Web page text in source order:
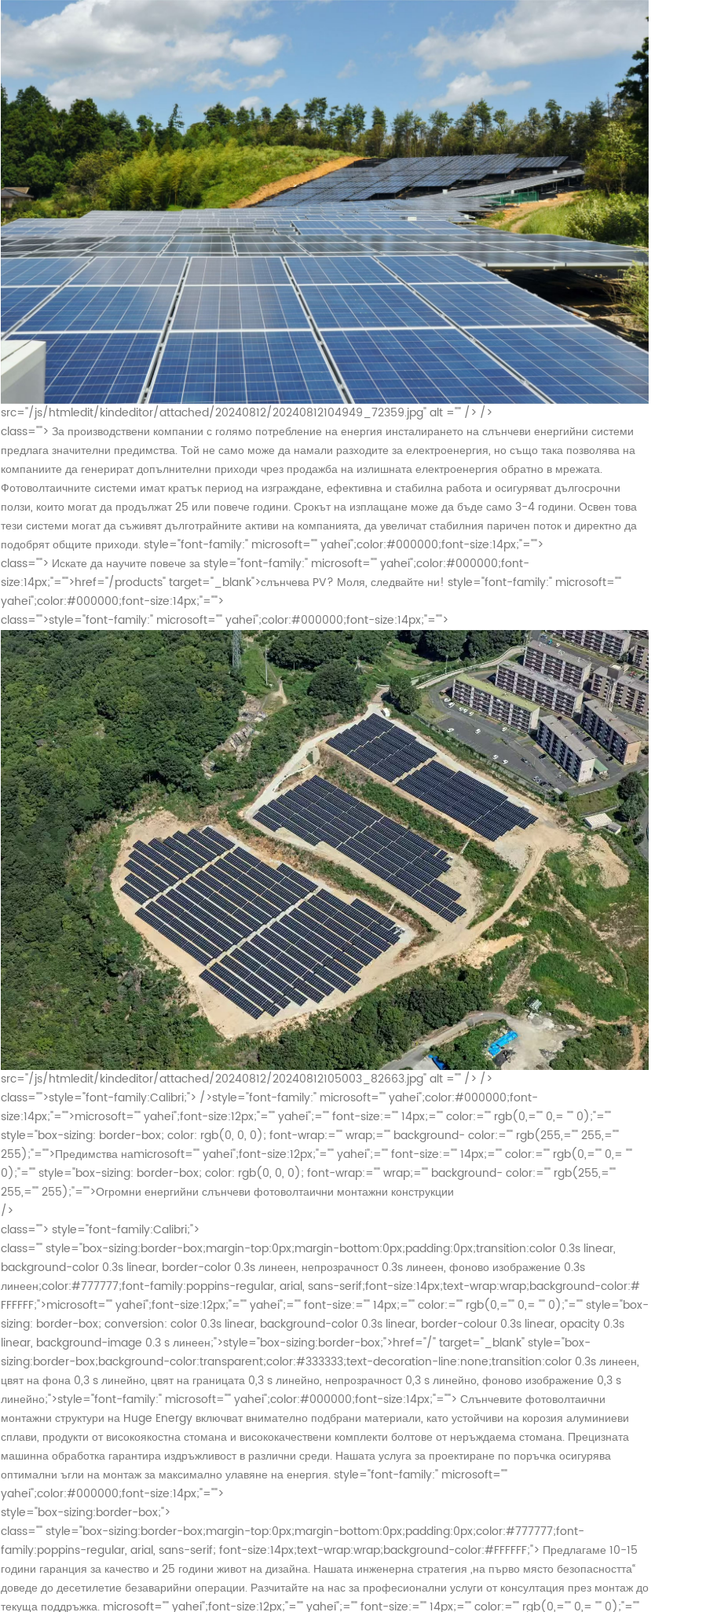
src="/js/htmledit/kindeditor/attached/20240812/20240812104949_72359.jpg" alt ="" /> />
class=""> За производствени компании с голямо потребление на енергия инсталирането на слънчеви енергийни системи
предлага значителни предимства. Той не само може да намали разходите за електроенергия, но също така позволява на
компаниите да генерират допълнителни приходи чрез продажба на излишната електроенергия обратно в мрежата.
Фотоволтаичните системи имат кратък период на изграждане, ефективна и стабилна работа и осигуряват дългосрочни
ползи, които могат да продължат 25 или повече години. Срокът на изплащане може да бъде само 3-4 години. Освен това
тези системи могат да съживят дълготрайните активи на компанията, да увеличат стабилния паричен поток и директно да
подобрят общите приходи.style="font-family:" microsoft="" yahei";color:#000000;font-size:14px;"="">
class=""> Искате да научите повече заstyle="font-family:" microsoft="" yahei";color:#000000;font-
size:14px;"="">href="/products" target="_blank">слънчева PV? Моля, следвайте ни! style="font-family:" microsoft=""
yahei";color:#000000;font-size:14px;"="">
class="">style="font-family:" microsoft="" yahei";color:#000000;font-size:14px;"="">
src="/js/htmledit/kindeditor/attached/20240812/20240812105003_82663.jpg" alt ="" /> />
class="">style="font-family:Calibri;"> />style="font-family:" microsoft="" yahei";color:#000000;font-
size:14px;"="">microsoft="" yahei";font-size:12px;"="" yahei";="" font-size:="" 14px;="" color:="" rgb(0,="" 0,= "" 0);"=""
style="box-sizing: border-box; color: rgb(0, 0, 0); font-wrap:="" wrap;="" background- color:="" rgb(255,="" 255,=""
255);"="">Предимства наmicrosoft="" yahei";font-size:12px;"="" yahei";="" font-size:="" 14px;="" color:="" rgb(0,="" 0,= ""
0);"="" style="box-sizing: border-box; color: rgb(0, 0, 0); font-wrap:="" wrap;="" background- color:="" rgb(255,=""
255,="" 255);"="">Огромни енергийни слънчеви фотоволтаични монтажни конструкции
/>
class=""> style="font-family:Calibri;">
class="" style="box-sizing:border-box;margin-top:0px;margin-bottom:0px;padding:0px;transition:color 0.3s linear,
background-color 0.3s linear, border-color 0.3s линеен, непрозрачност 0.3s линеен, фоново изображение 0.3s
линеен;color:#777777;font-family:poppins-regular, arial, sans-serif;font-size:14px;text-wrap:wrap;background-color:#
FFFFFF;">microsoft="" yahei";font-size:12px;"="" yahei";="" font-size:="" 14px;="" color:="" rgb(0,="" 0,= "" 0);"="" style="box-
sizing: border-box; conversion: color 0.3s linear, background-color 0.3s linear, border-colour 0.3s linear, opacity 0.3s
linear, background-image 0.3 s линеен;">style="box-sizing:border-box;">href="/" target="_blank" style="box-
sizing:border-box;background-color:transparent;color:#333333;text-decoration-line:none;transition:color 0.3s линеен,
цвят на фона 0,3 s линейно, цвят на границата 0,3 s линейно, непрозрачност 0,3 s линейно, фоново изображение 0,3 s
линейно;">style="font-family:" microsoft="" yahei";color:#000000;font-size:14px;"=""> Слънчевите фотоволтаични
монтажни структури на Huge Energy включват внимателно подбрани материали, като устойчиви на корозия алуминиеви
сплави, продукти от високоякостна стомана и висококачествени комплекти болтове от неръждаема стомана. Прецизната
машинна обработка гарантира издръжливост в различни среди. Нашата услуга за проектиране по поръчка осигурява
оптимални ъгли на монтаж за максимално улавяне на енергия.style="font-family:" microsoft=""
yahei";color:#000000;font-size:14px;"="">
style="box-sizing:border-box;">
class="" style="box-sizing:border-box;margin-top:0px;margin-bottom:0px;padding:0px;color:#777777;font-
family:poppins-regular, arial, sans-serif; font-size:14px;text-wrap:wrap;background-color:#FFFFFF;"> Предлагаме 10-15
години гаранция за качество и 25 години живот на дизайна. Нашата инженерна стратегия „на първо място безопасността“
доведе до десетилетие безаварийни операции. Разчитайте на нас за професионални услуги от консултация през монтаж до
текуща поддръжка. microsoft="" yahei";font-size:12px;"="" yahei";="" font-size:="" 14px;="" color:="" rgb(0,="" 0,= "" 0);"=""